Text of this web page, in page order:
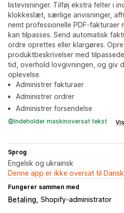
listevisninger. Tilføj ekstra felter i
klokkeslæt, særlige anvisninger,
nemt professionelle PDF-fakturaer
kan tilpasses. Send automatisk
ordre oprettes eller klargøres.
produktbeskrivelser med
tid, overhold lovgivningen, og giv
oplevelse.
Administrer fakturaer
Administrer ordrer
Administrer forsendelse
Indeholder maskinoversat tekst
Sprog
Engelsk og ukrainsk
Denne app er ikke oversat til Dansk
Fungerer sammen med
Betaling Shopify-administrator